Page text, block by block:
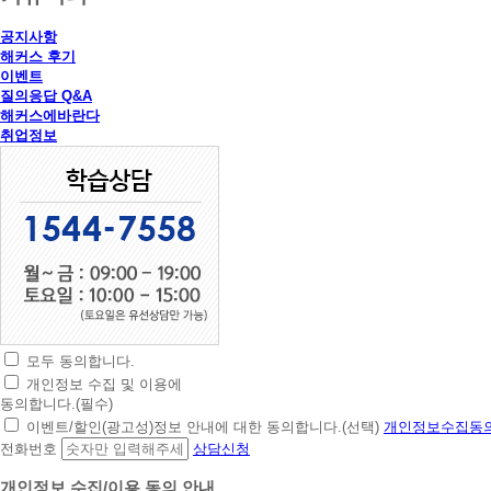
공지사항
해커스 후기
이벤트
질의응답 Q&A
해커스에바란다
취업정보
초
간
편
상
담
모두 동의합니다.
개인정보 수집 및 이용에
동의합니다.(필수)
이벤트/할인(광고성)정보 안내에 대한 동의합니다.(선택) 개인정보수집동
전화번호
상담신청